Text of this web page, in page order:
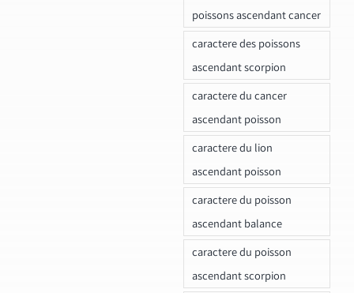
poissons ascendant cancer
caractere des poissons
ascendant scorpion
caractere du cancer
ascendant poisson
caractere du lion
ascendant poisson
caractere du poisson
ascendant balance
caractere du poisson
ascendant scorpion